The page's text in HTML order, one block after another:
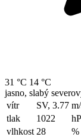
31 °C 14 °C
jasno, slabý
vítr
SV, 3.77
tlak
1022
vlhkost 28 %